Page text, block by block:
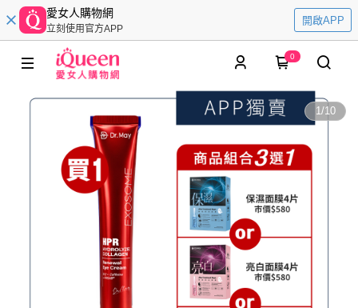
愛女人購物網
立刻使用官方APP
開啟APP
0
1/10